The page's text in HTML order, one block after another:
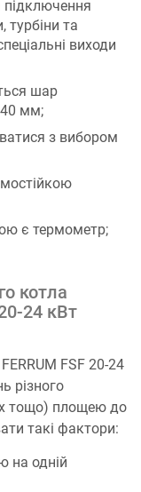
турбіни та
виходи
шар
40 мм;
з вибором
є термометр;
котла
24 кВт
FSF 20-24
різного
тощо) площею до
такі фактори:
на одній